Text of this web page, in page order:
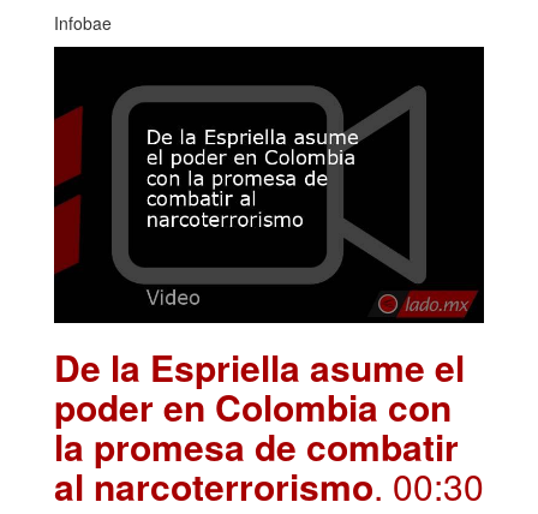
Infobae
De la Espriella asume el
poder en Colombia con
la promesa de combatir
al narcoterrorismo. 00:30